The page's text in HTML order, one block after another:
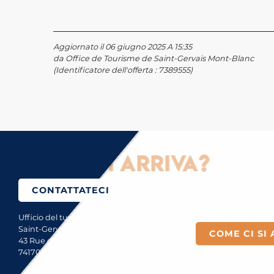
Aggiornato il 06 giugno 2025 A 15:35
da Office de Tourisme de Saint-Gervais Mont-Blanc
(Identificatore dell'offerta : 7389555)
ci si arriva?
CONTATTATECI
Ufficio del turismo di
Saint-Gervais Mont-Blanc
43 Rue du Mont-Blanc
74170 Saint-Gervais
COME CI SI